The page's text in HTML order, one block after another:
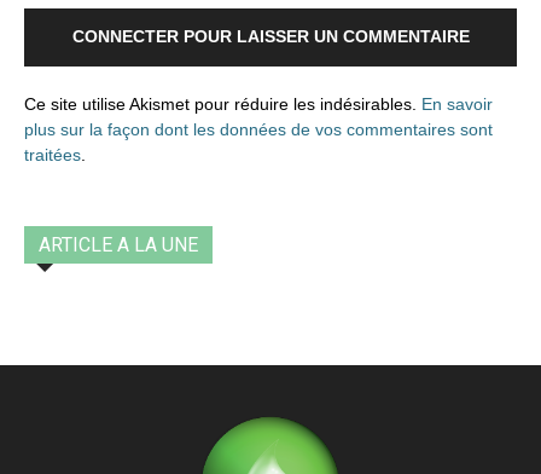
CONNECTER POUR LAISSER UN COMMENTAIRE
Ce site utilise Akismet pour réduire les indésirables. En savoir
plus sur la façon dont les données de vos commentaires sont
traitées
ARTICLE A LA UNE